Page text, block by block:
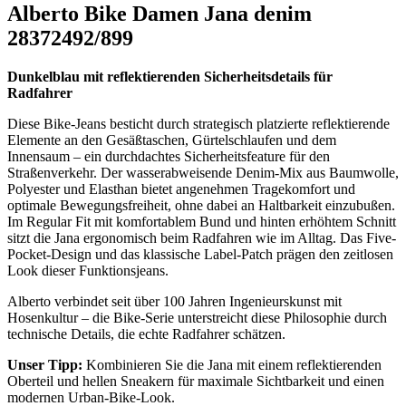
Alberto Bike Damen Jana denim
28372492/899
Dunkelblau mit reflektierenden Sicherheitsdetails für
Radfahrer
Diese Bike-Jeans besticht durch strategisch platzierte reflektierende
Elemente an den Gesäßtaschen, Gürtelschlaufen und dem
Innensaum – ein durchdachtes Sicherheitsfeature für den
Straßenverkehr. Der wasserabweisende Denim-Mix aus Baumwolle,
Polyester und Elasthan bietet angenehmen Tragekomfort und
optimale Bewegungsfreiheit, ohne dabei an Haltbarkeit einzubußen.
Im Regular Fit mit komfortablem Bund und hinten erhöhtem Schnitt
sitzt die Jana ergonomisch beim Radfahren wie im Alltag. Das Five-
Pocket-Design und das klassische Label-Patch prägen den zeitlosen
Look dieser Funktionsjeans.
Alberto verbindet seit über 100 Jahren Ingenieurskunst mit
Hosenkultur – die Bike-Serie unterstreicht diese Philosophie durch
technische Details, die echte Radfahrer schätzen.
Unser Tipp: Kombinieren Sie die Jana mit einem reflektierenden
Oberteil und hellen Sneakern für maximale Sichtbarkeit und einen
modernen Urban-Bike-Look.